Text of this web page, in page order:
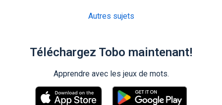
Autres sujets
Téléchargez Tobo maintenant!
Apprendre avec les jeux de mots.